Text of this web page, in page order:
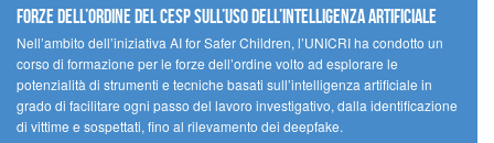
forze dell’ordine del CESP sull’uso dell’Intelligenza Artificiale
Nell’ambito dell’iniziativa AI for Safer Children, l’UNICRI ha condotto un
corso di formazione per le forze dell’ordine volto ad esplorare le
potenzialità di strumenti e tecniche basati sull’intelligenza artificiale in
grado di facilitare ogni passo del lavoro investigativo, dalla identificazione
di vittime e sospettati, fino al rilevamento dei deepfake.